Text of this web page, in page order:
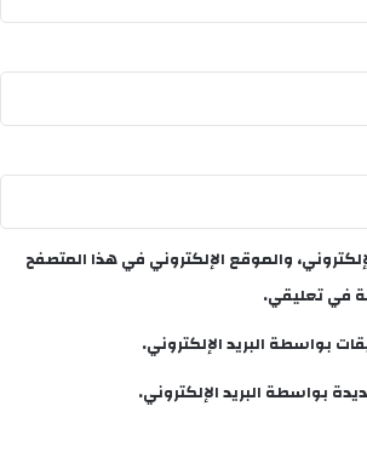
والموقع الإلكتروني في هذا المتصفح
في تعليقي.
بواسطة البريد الإلكتروني.
بواسطة البريد الإلكتروني.